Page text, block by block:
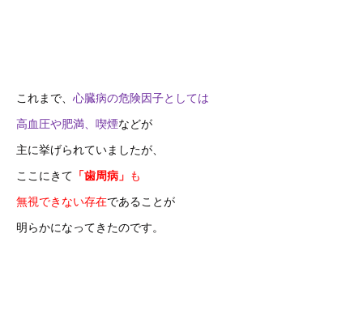
これまで、 心臓病の危険因子としては
高血圧や肥満、喫煙などが
主に挙げられていましたが、
ここにきて 「歯周病」 も
無視できない存在であることが
明らかになってきたのです。